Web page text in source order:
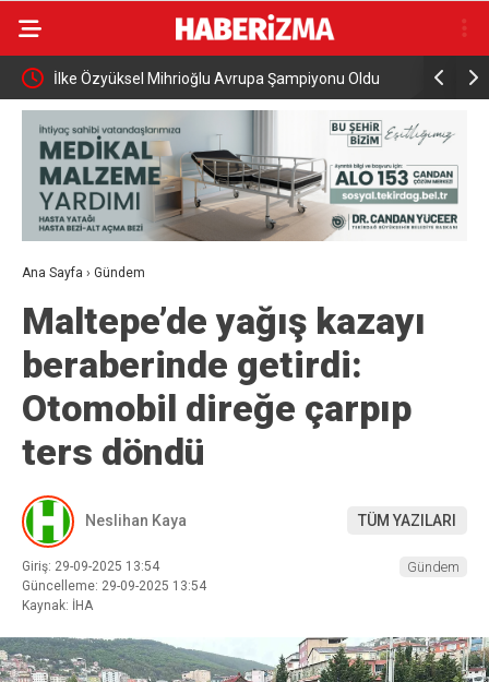
İlke Özyüksel Mihrioğlu Avrupa Şampiyonu Oldu
ziyareti
Ana Sayfa › Gündem
Maltepe’de yağış kazayı
beraberinde getirdi:
Otomobil direğe çarpıp
ters döndü
Neslihan Kaya TÜM YAZILARI
Giriş: 29-09-2025 13:54
Güncelleme: 29-09-2025 13:54
Kaynak: İHA
Gündem